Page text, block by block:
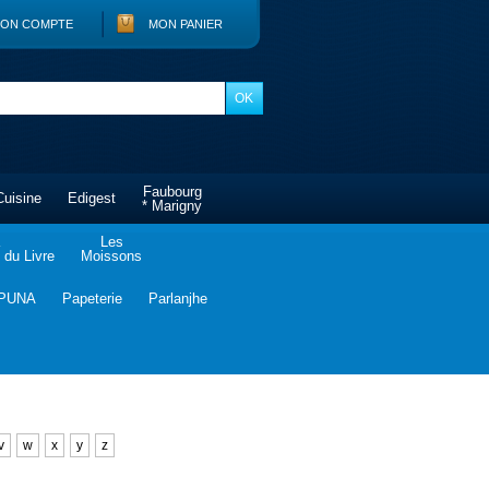
COMPTE MON PANIER
Edigest
Faubourg
* Marigny
du Livre
Les
Moissons
Papeterie Parlanjhe
w x y z